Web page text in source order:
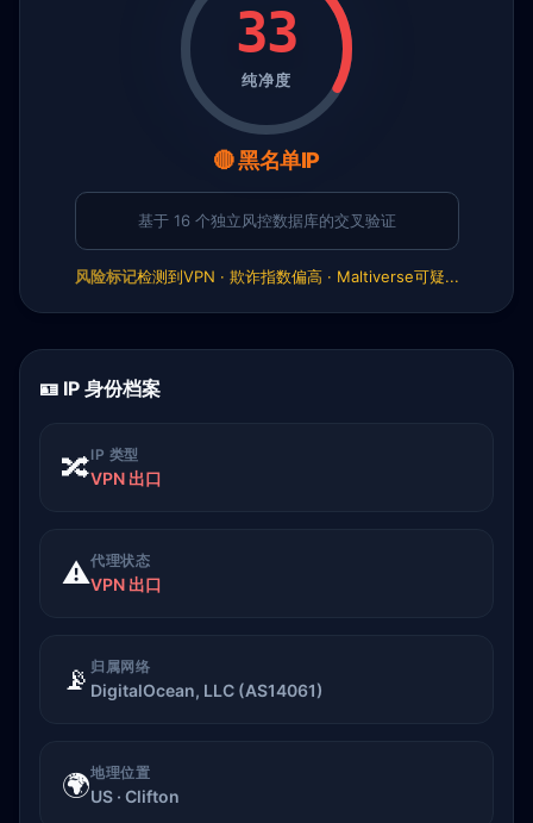
33
纯净度
🔴 黑名单IP
基于 16 个独立风控数据库的交叉验证
风险标记检测到VPN · 欺诈指数偏高 · Maltiverse可疑...
🪪 IP 身份档案
🔀IP 类型
VPN 出口
⚠️代理状态
VPN 出口
📡 归属网络
DigitalOcean, LLC (AS14061)
🌍地理位置
US · Clifton